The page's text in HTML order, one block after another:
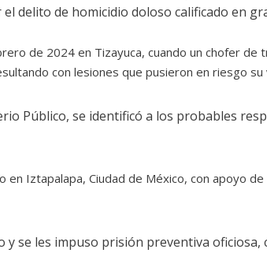
el delito de homicidio doloso calificado en
de 2024 en Tizayuca, cuando un chofer de
con lesiones que pusieron en riesgo su
Público, se identificó a los probables
en Iztapalapa, Ciudad de México, con apoyo
se les impuso prisión preventiva oficiosa,